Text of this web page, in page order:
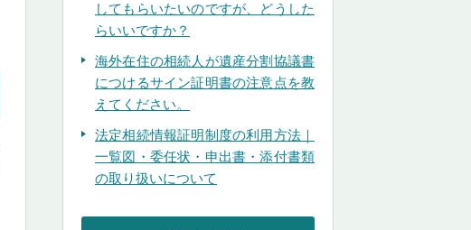
してもらいたいのですが、どうした
らいいですか？
海外在住の相続人が遺産分割協議書
につけるサイン証明書の注意点を教
えてください。
法定相続情報証明制度の利用方法｜
一覧図・委任状・申出書・添付書類
の取り扱いについて